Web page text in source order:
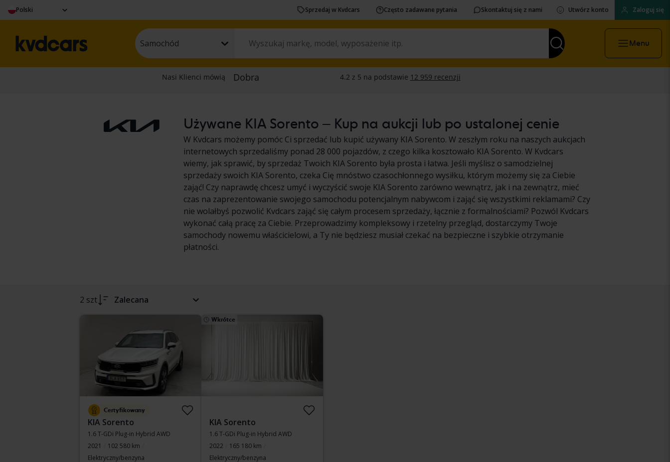
Polski Sprzedaj w Kvdcars Często zadawane pytania Skontaktuj się z nami Utwórz konto Zaloguj się
Samochód Menu
Używane KIA Sorento – Kup na aukcji lub po ustalonej cenie
W Kvdcars możemy pomóc Ci sprzedać lub kupić używany KIA Sorento. W zeszłym roku na naszych aukcjach
internetowych sprzedaliśmy ponad 28 000 pojazdów, z czego kilka kosztowało KIA Sorento. W Kvdcars
wiemy, jak sprawić, by sprzedaż Twoich KIA Sorento była prosta i łatwa. Jeśli myślisz o samodzielnej
sprzedaży swoich KIA Sorento, czeka Cię mnóstwo czasochłonnego wysiłku, którym możemy się za Ciebie
zająć! Czy naprawdę chcesz umyć i wyczyścić swoje KIA Sorento zarówno wewnątrz, jak i na zewnątrz, mieć
czas na zaprezentowanie swojego samochodu potencjalnym nabywcom i zająć się wszystkimi reklamami? Czy
nie wolałbyś pozwolić Kvdcars zająć się całym procesem sprzedaży, łącznie z formalnościami? Pozwól Kvdcars
wykonać całą pracę za Ciebie. Przeprowadzimy kompleksowy i rzetelny przegląd, dostarczymy Twoje
samochody nowemu właścicielowi, a Ty nie będziesz musiał czekać na bezpieczne i szybkie otrzymanie
płatności.
2 szt Zalecana
Certyfikowany
KIA Sorento
1.6 T-GDi Plug-in Hybrid AWD
2021
102 580 km
Elektryczny/benzyna
Wkrótce
KIA Sorento
1.6 T-GDi Plug-in Hybrid AWD
2022
165 180 km
Elektryczny/benzyna